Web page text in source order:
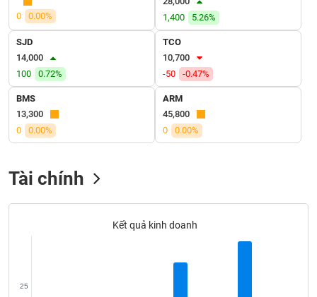
0 0.00%
1,400
5.26%
SJD
14,000
100
0.72%
TCO
10,700
-50
-0.47%
BMS
13,300
0
0.00%
ARM
45,800
0
0.00%
Tài chính
Kết quả kinh doanh
25
SÓC
SỨC
KHỎE
TÀI
CHÍNH
NGHỆ
TIN